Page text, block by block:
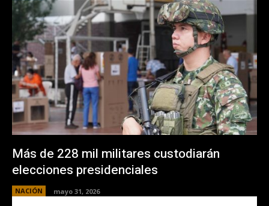
Más de 228 mil militares custodiarán
elecciones presidenciales
NACIÓN mayo 31, 2026